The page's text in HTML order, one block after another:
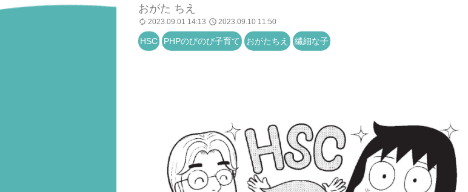
おがた ちえ
2023.09.01 14:13 2023.09.10 11:50
HSC PHPのびのび子育て おがたちえ 繊細な子